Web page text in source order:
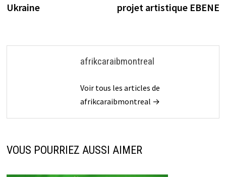
Ukraine
projet artistique EBENE
afrikcaraibmontreal
Voir tous les articles de
afrikcaraibmontreal →
VOUS POURRIEZ AUSSI AIMER